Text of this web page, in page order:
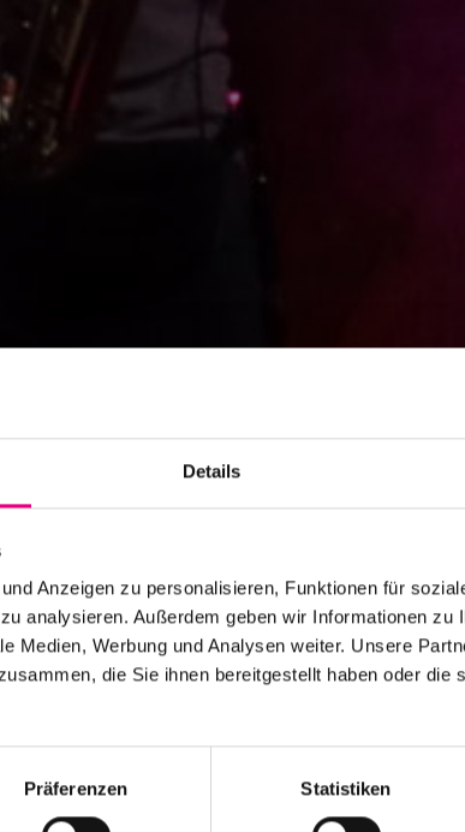
Details
Anzeigen zu personalisieren, Funktionen für
analysieren. Außerdem geben wir Informationen zu
Medien, Werbung und Analysen weiter. Unsere
die Sie ihnen bereitgestellt haben oder die
Präferenzen Statistiken